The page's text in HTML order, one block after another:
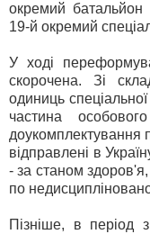
окремий
19-й окремий
У ході
скорочена. Зі
одиниць спеціальної
частина
доукомплектування
відправлені в
- за станом
по
Пізніше, в період